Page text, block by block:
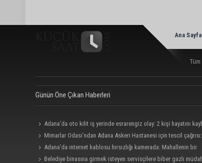
Ana Sayfa
Tüm
Günün Öne Çıkan Haberleri
Adana’da oto kilit iş yerinde esrarengiz olay: 2 kişi hayatını
Mimarlar Odası’ndan Adana Askeri Hastanesi için tescil çağrısı:
“Satılmamalı, amaç dışı kullanılmamalı”
Adana’da internet kablosu hırsızlığı kamerada: Mahallenin bir
bölümünde internet erişimi kesildi
Belediye binasına girmek isteyen servisçilere biber gazlı